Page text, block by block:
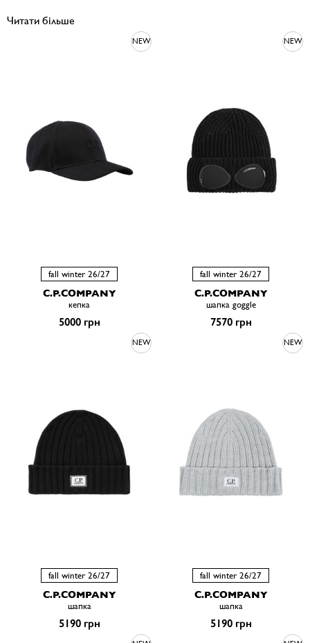
Читати більше
NEW
fall winter 26/27
C.P.COMPANY
кепка
5000 грн
NEW
fall winter 26/27
C.P.COMPANY
шапка goggle
7570 грн
NEW
fall winter 26/27
C.P.COMPANY
шапка
5190 грн
NEW
fall winter 26/27
C.P.COMPANY
шапка
5190 грн